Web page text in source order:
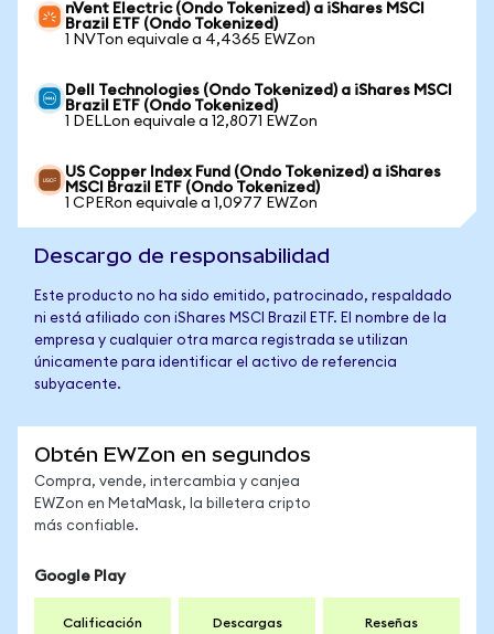
nVent Electric (Ondo Tokenized) a iShares MSCI
Brazil ETF (Ondo Tokenized)
1 NVTon equivale a 4,4365 EWZon
Dell Technologies (Ondo Tokenized) a iShares MSCI
Brazil ETF (Ondo Tokenized)
1 DELLon equivale a 12,8071 EWZon
US Copper Index Fund (Ondo Tokenized) a iShares
MSCI Brazil ETF (Ondo Tokenized)
1 CPERon equivale a 1,0977 EWZon
Descargo de responsabilidad
Este producto no ha sido emitido, patrocinado, respaldado
ni está afiliado con iShares MSCI Brazil ETF. El nombre de la
empresa y cualquier otra marca registrada se utilizan
únicamente para identificar el activo de referencia
subyacente.
Obtén EWZon en segundos
Compra, vende, intercambia y canjea
EWZon en MetaMask, la billetera cripto
más confiable.
Google Play
Calificación Descargas Reseñas